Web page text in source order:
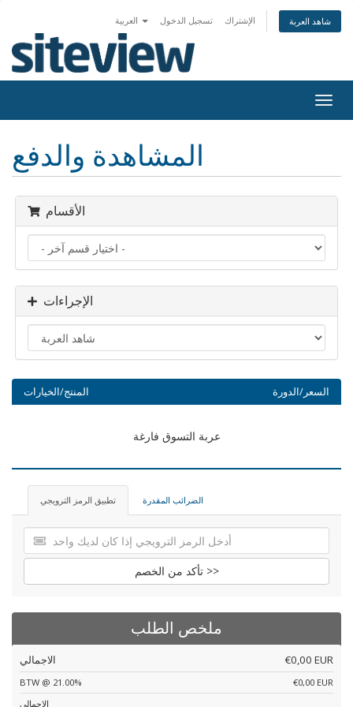
تسجيل الدخول الإشتراك شاهد العربة
المشاهدة والدفع
الأقسام
الإجراءات
المنتج/الخيارات السعر/الدورة
عربة التسوق فارغة
تطبيق الرمز الترويجي الضرائب المقدرة
تأكد من الخصم >>
ملخص الطلب
الاجمالي €0,00 EUR
BTW @ 21.00%
€0,00 EUR
الاجمالي